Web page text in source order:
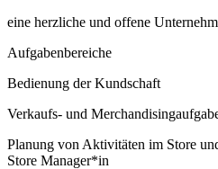
eine herzliche und offene
Aufgabenbereiche
Bedienung der Kundschaft
Verkaufs- und
Planung von Aktivitäten im Store
Store Manager*in